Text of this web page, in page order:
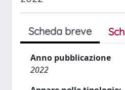
Scheda breve
Anno pubblicazione
2022